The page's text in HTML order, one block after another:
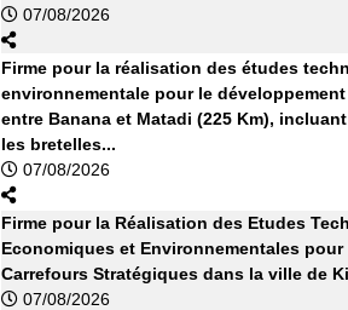
07/08/2026
Firme pour la réalisation des études
environnementale pour le
entre Banana et Matadi (225 Km),
les bretelles...
07/08/2026
Firme pour la Réalisation des Etudes
Economiques et Environnementales
Carrefours Stratégiques dans la ville de
07/08/2026